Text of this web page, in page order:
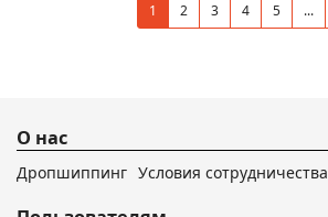
1 2 3 4 5 ...
О нас
Дропшиппинг Условия сотрудничества